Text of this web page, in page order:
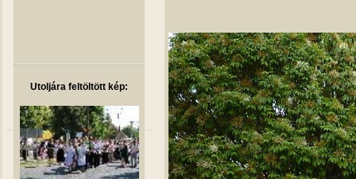
Utoljára feltöltött kép: